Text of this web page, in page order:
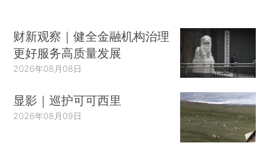
财新观察｜健全金融机构治理
更好服务高质量发展
2026年08月08日
显影｜巡护可可西里
2026年08月09日